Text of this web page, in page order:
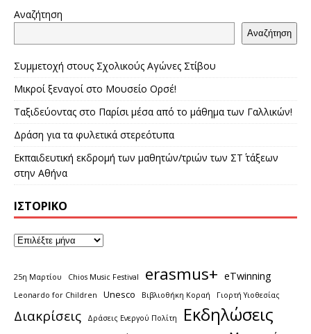
Αναζήτηση
Αναζήτηση
Συμμετοχή στους Σχολικούς Αγώνες Στίβου
Μικροί ξεναγοί στο Μουσείο Ορσέ!
Ταξιδεύοντας στο Παρίσι μέσα από το μάθημα των Γαλλικών!
Δράση για τα φυλετικά στερεότυπα
Εκπαιδευτική εκδρομή των μαθητών/τριών των ΣΤ΄ τάξεων
στην Αθήνα
ΙΣΤΟΡΙΚΌ
25η Μαρτίου Chios Music Festival erasmus+ eTwinning
Leonardo for Children Unesco Βιβλιοθήκη Κοραή Γιορτή Υιοθεσίας
Διακρίσεις Δράσεις Ενεργού Πολίτη Εκδηλώσεις